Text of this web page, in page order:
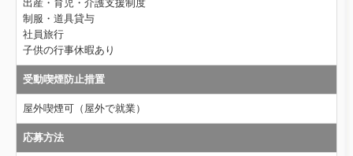
出産・育児・介護支援制度
制服・道具貸与
社員旅行
子供の行事休暇あり
受動喫煙防止措置
屋外喫煙可（屋外で就業）
応募方法